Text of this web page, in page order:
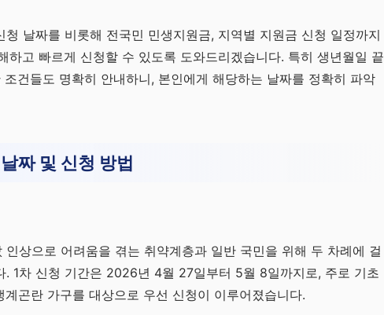
날짜를 비롯해 전국민 민생지원금, 지역별 지원금 신청 일정까지
하고 빠르게 신청할 수 있도록 도와드리겠습니다. 특히 생년월일 끝
건들도 명확히 안내하니, 본인에게 해당하는 날짜를 정확히 파악
짜 및 신청 방법
상으로 어려움을 겪는 취약계층과 일반 국민을 위해 두 차례에 걸
. 1차 신청 기간은 2026년 4월 27일부터 5월 8일까지로, 주로 기초
곤란 가구를 대상으로 우선 신청이 이루어졌습니다.